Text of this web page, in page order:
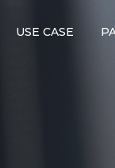
USE CASE